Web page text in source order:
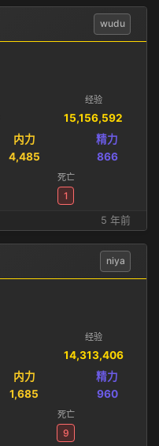
wudu
经验
15,156,592
内力
4,485
精力
866
死亡
1
5 年前
niya
经验
14,313,406
内力
1,685
精力
960
死亡
9